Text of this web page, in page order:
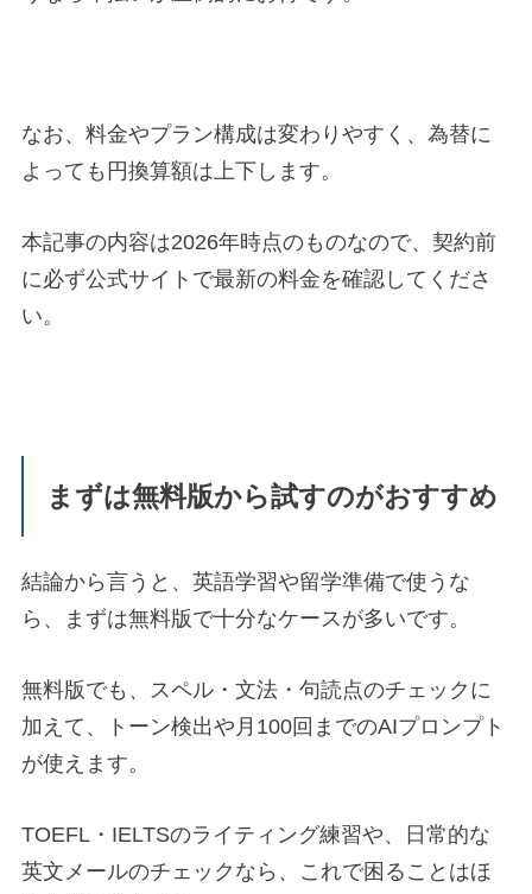
なお、料金やプラン構成は変わりやすく、為替に
よっても円換算額は上下します。
本記事の内容は2026年時点のものなので、契約前
に必ず公式サイトで最新の料金を確認してくださ
い。
まずは無料版から試すのがおすすめ
結論から言うと、英語学習や留学準備で使うな
ら、まずは無料版で十分なケースが多いです。
無料版でも、スペル・文法・句読点のチェックに
加えて、トーン検出や月100回までのAIプロンプト
が使えます。
TOEFL・IELTSのライティング練習や、日常的な
英文メールのチェックなら、これで困ることはほ